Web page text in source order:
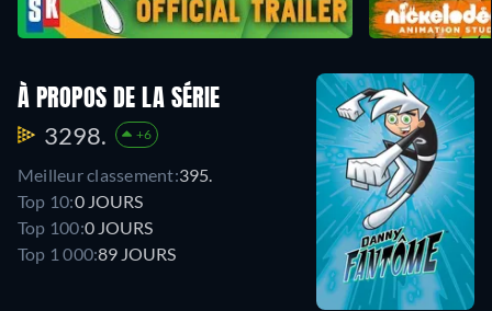
À PROPOS DE LA SÉRIE
3298. +6
Meilleur classement:395.
Top 10:0 JOURS
Top 100:0 JOURS
Top 1 000:89 JOURS